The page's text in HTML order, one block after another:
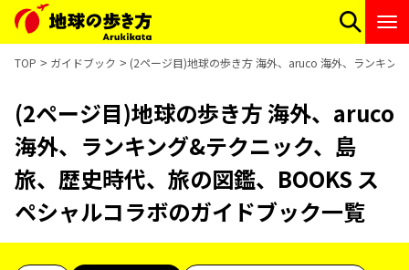
TOP ガイドブック (2ページ目)地球の歩き方 海外、aruco 海外、ランキン
(2ページ目)地球の歩き方 海外、aruco
海外、ランキング&テクニック、島
旅、歴史時代、旅の図鑑、BOOKS ス
ペシャルコラボのガイドブック一覧